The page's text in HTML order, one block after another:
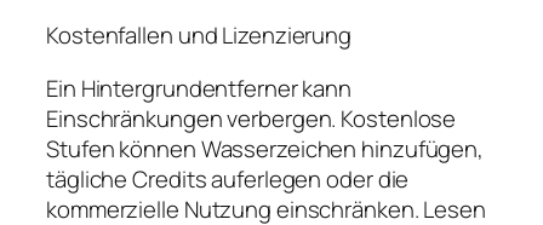
Kostenfallen und Lizenzierung
Ein Hintergrundentferner kann
Einschränkungen verbergen. Kostenlose
Stufen können Wasserzeichen hinzufügen,
tägliche Credits auferlegen oder die
kommerzielle Nutzung einschränken. Lesen